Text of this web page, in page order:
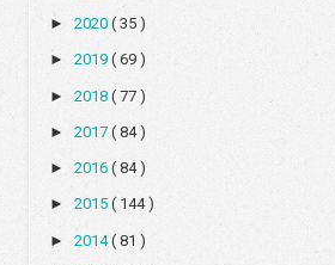
►2020( 35 )
►2019( 69 )
►2018( 77 )
►2017( 84 )
►2016( 84 )
►2015( 144 )
►2014( 81 )